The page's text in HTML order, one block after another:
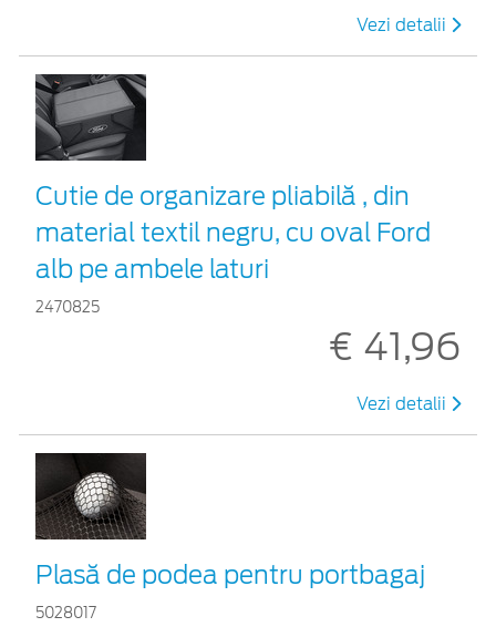
Vezi detalii
Cutie de organizare pliabilă , din
material textil negru, cu oval Ford
alb pe ambele laturi
2470825
€ 41,96
Vezi detalii
Plasă de podea pentru portbagaj
5028017